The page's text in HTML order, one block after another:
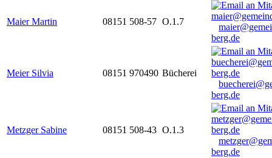
Maier Martin 08151 508-57 O.1.7
berg.de
Meier Silvia 08151 970490 Bücherei
berg.de
Metzger Sabine 08151 508-43 O.1.3
berg.de